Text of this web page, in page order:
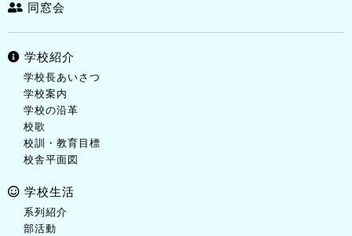
同窓会
学校紹介
学校長あいさつ
学校案内
学校の沿革
校歌
校訓・教育目標
校舎平面図
学校生活
系列紹介
部活動